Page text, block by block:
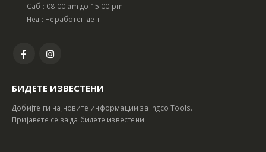
Саб : 08:00 am до 15:00 pm
Нед : Неработен ден
БИДЕТЕ ИЗВЕСТЕНИ
Добијте ги најновите информации за Ingco Tools.
Пријавете се за да бидете известени.